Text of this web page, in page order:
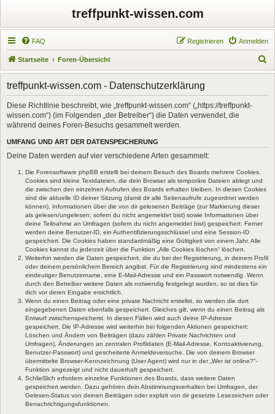
treffpunkt-wissen.com
FAQ Anmelden
Registrieren
Startseite Foren-Übersicht
u
treffpunkt-wissen.com - Datenschutzerklärung
Diese Richtlinie beschreibt, wie „treffpunkt-wissen.com“ („https://treffpunkt-
wissen.com“) (im Folgenden „der Betreiber“) die Daten verwendet, die
während deines Foren-Besuchs gesammelt werden.
UMFANG UND ART DER DATENSPEICHERUNG
Deine Daten werden auf vier verschiedene Arten gesammelt:
Die Forensoftware phpBB erstellt bei deinem Besuch des Boards mehrere Cookies.
Cookies sind kleine Textdateien, die dein Browser als temporäre Dateien ablegt und
die zwischen den einzelnen Aufrufen des Boards erhalten bleiben. In diesen Cookies
sind die aktuelle ID deiner Sitzung (damit dir alle Seitenaufrufe zugeordnet werden
können), Informationen über die von dir gelesenen Beiträge (zur Markierung dieser
als gelesen/ungelesen; sofern du nicht angemeldet bist) sowie Informationen über
deine Teilnahme an Umfragen (sofern du nicht angemeldet bist) gespeichert. Ferner
werden deine Benutzer-ID, ein Authentifizierungsschlüssel und eine Session-ID
gespeichert. Die Cookies haben standardmäßig eine Gültigkeit von einem Jahr. Alle
Cookies kannst du jederzeit über die Funktion „Alle Cookies löschen“ löschen.
Weiterhin werden die Daten gespeichert, die du bei der Registrierung, in deinem Profil
oder deinem persönlichem Bereich angibst. Für die Registrierung sind mindestens ein
eindeutiger Benutzername, eine E-Mail-Adresse und ein Passwort notwendig. Wenn
durch den Betreiber weitere Daten als notwendig festgelegt wurden, so ist dies für
dich vor deren Eingabe ersichtlich.
Wenn du einen Beitrag oder eine private Nachricht erstellst, so werden die dort
eingegebenen Daten ebenfalls gespeichert. Gleiches gilt, wenn du einen Beitrag als
Entwurf zwischenspeicherst. In diesen Fällen wird auch deine IP-Adresse
gespeichert. Die IP-Adresse wird weiterhin bei folgenden Aktionen gespeichert:
Löschen und Ändern von Beiträgen (dazu zählen Private Nachrichten und
Umfragen), Änderungen an zentralen Profildaten (E-Mail-Adresse, Kontoaktivierung,
Benutzer-Passwort) und gescheiterte Anmeldeversuche. Die von deinem Browser
übermittelte Browser-Kennzeichnung (User Agent) wird nur in der „Wer ist online?“-
Funktion angezeigt und nicht dauerhaft gespeichert.
Schließlich erfordern einzelne Funktionen des Boards, dass weitere Daten
gespeichert werden. Dazu gehören dein Abstimmungsverhalten bei Umfragen, der
Gelesen-Status von deinen Beiträgen oder explizit von dir gesetzte Lesezeichen oder
Benachrichtigungsfunktionen.